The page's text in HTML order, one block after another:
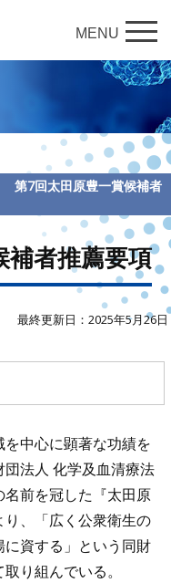
MENU
第7回太田原豊一賞候補者
補者推薦要項
最終更新日：2025年5月26日
中心に顕著な功績を
法人 化学及血清療法
前を冠した『太田原
、「広く公衆衛生の
資する」という同財
り組んでいる。